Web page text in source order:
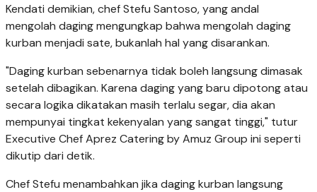
Kendati demikian, chef Stefu Santoso, yang andal
mengolah daging mengungkap bahwa mengolah daging
kurban menjadi sate, bukanlah hal yang disarankan.
"Daging kurban sebenarnya tidak boleh langsung dimasak
setelah dibagikan. Karena daging yang baru dipotong atau
secara logika dikatakan masih terlalu segar, dia akan
mempunyai tingkat kekenyalan yang sangat tinggi," tutur
Executive Chef Aprez Catering by Amuz Group ini seperti
dikutip dari detik.
Chef Stefu menambahkan jika daging kurban langsung